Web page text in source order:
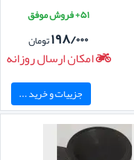
۵۱+ فروش موفق
۱۹۸/۰۰۰تومان
امکان ارسال روزانه
جزییات و خرید ...